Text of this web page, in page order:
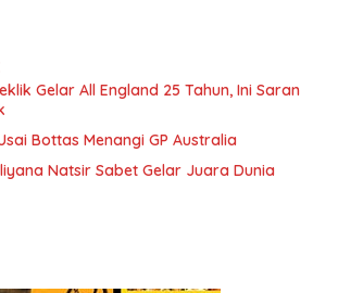
Gelar All England 25 Tahun, Ini Saran
Bottas Menangi GP Australia
Natsir Sabet Gelar Juara Dunia